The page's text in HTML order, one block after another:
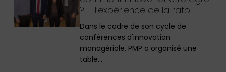
? – l’expérience de la ratp
Dans le cadre de son cycle de
conférences d'innovation
managériale, PMP a organisé une
table…